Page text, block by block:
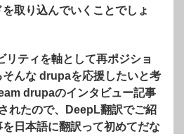
取り込んでいくことでしょ
リティを軸として再ポジショ
んな drupaを応援したいと考
drupaのインタビュー記事
れたので、DeepL翻訳でご紹
日本語に翻訳って初めてだな